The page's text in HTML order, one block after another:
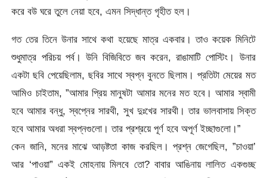
করে বউ ঘরে তুলে নেয়া হবে, এমন সিদ্ধান্ত গৃহীত হল।
গত তের তিনে উনার সাথে কথা হয়েছে মাত্র একবার। তাও কয়েক মিনিটে
শুধুমাত্র পরিচয় পর্ব। উনি বিজিবিতে জব করেন, রাঙামাটি পোস্টিং। উনার
একটা ছবি পেয়েছিলাম, ছবির সাথে স্বপ্ন বুনতে ছিলাম। প্রতিটা মেয়ের মত
আমিও চাইতাম, ”আমার প্রিয় মানুষটা আমার মনের মত হবে। আমার স্বামী
হবে আমার বন্ধু, স্বপ্নের সারথী, সুখ দুঃখের সারথী। তার ভালবাসায় সিক্ত
হবে আমার অধরা স্বপ্নগুলো। তার প্রশ্রয়ে পূর্ণ হবে অপূর্ণ ইচ্ছাগুলো।”
কেন জানি, মনের মাঝে আড়ষ্টতা কাজ করছিল। প্রশ্ন জেগেছিল, ”চাওয়া’
আর ‘পাওয়া” একই মোহনায় মিলবে তো? বাবার আঙিনায় লালিত একগুচ্ছ